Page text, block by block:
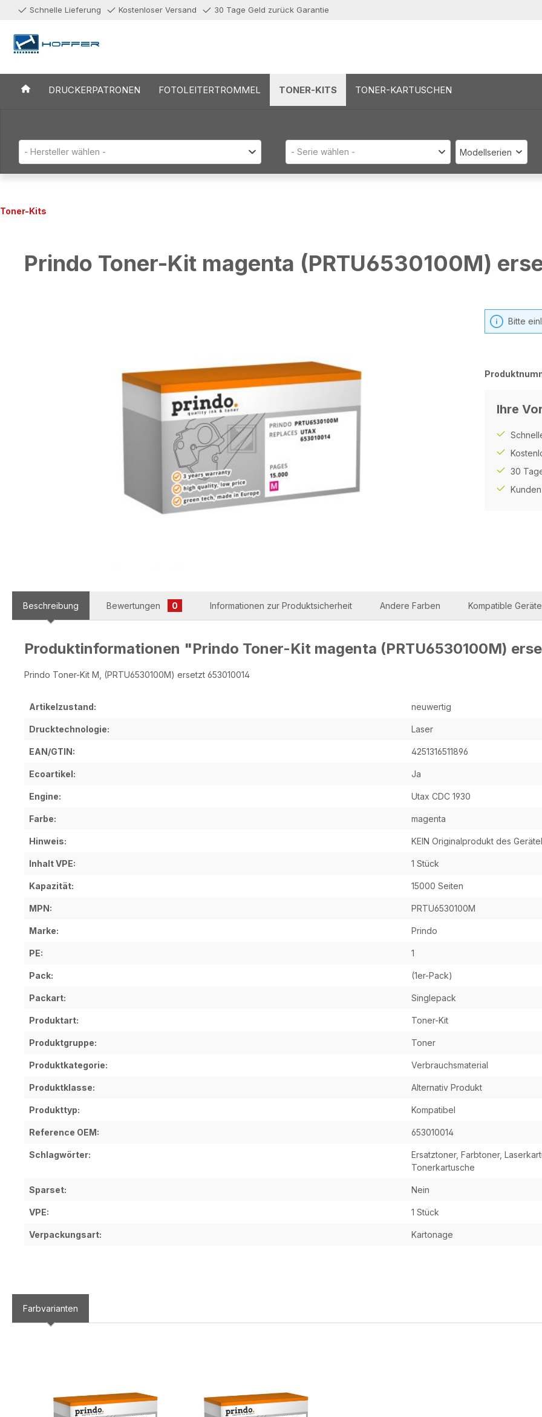
Hauptinhalt springen
Zur Suche springen
Zur Hauptnavigation springen
Schnelle Lieferung Kostenloser Versand 30 Tage Geld zurück Garantie
DRUCKERPATRONEN FOTOLEITERTROMMEL TONER-KITS TONER-KARTUSCHEN
- Hersteller wählen - - Serie wählen - Modellserien
Toner-Kits
Prindo Toner-Kit magenta (PRTU6530100M)
Bitte
Ihre
30
Beschreibung Bewertungen 0 Informationen zur Produktsicherheit Andere Farben Kompatible Geräte
Produktinformationen "Prindo Toner-Kit magenta (PRTU6530100M)
Prindo Toner-Kit M, (PRTU6530100M) ersetzt 653010014
Artikelzustand: neuwertig
Drucktechnologie: Laser
EAN/GTIN: 4251316511896
Ecoartikel: Ja
Engine: Utax CDC 1930
Farbe: magenta
Hinweis: KEIN Originalprodukt des
Inhalt VPE: 1 Stück
Kapazität: 15000 Seiten
MPN: PRTU6530100M
Marke: Prindo
PE: 1
Pack: (1er-Pack)
Packart: Singlepack
Produktart: Toner-Kit
Produktgruppe: Toner
Produktkategorie: Verbrauchsmaterial
Produktklasse: Alternativ Produkt
Produkttyp: Kompatibel
Reference OEM: 653010014
Schlagwörter:
Ersatztoner, Farbtoner,
Tonerkartusche
Sparset: Nein
VPE: 1 Stück
Verpackungsart: Kartonage
Farbvarianten